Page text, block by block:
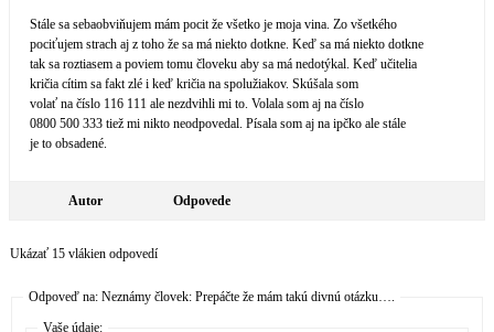
Stále sa sebaobviňujem mám pocit že všetko je moja vina. Zo všetkého
pociťujem strach aj z toho že sa má niekto dotkne. Keď sa má niekto dotkne
tak sa roztiasem a poviem tomu človeku aby sa má nedotýkal. Keď učitelia
kričia cítim sa fakt zlé i keď kričia na spolužiakov. Skúšala som
volať na číslo 116 111 ale nezdvihli mi to. Volala som aj na číslo
0800 500 333 tiež mi nikto neodpovedal. Písala som aj na ipčko ale stále
je to obsadené.
Autor Odpovede
Ukázať 15 vlákien odpovedí
Odpoveď na: Neznámy človek: Prepáčte že mám takú divnú otázku….
Vaše údaje: